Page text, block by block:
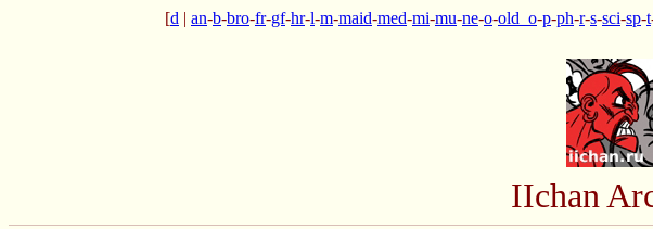
[d | an-b-bro-fr-gf-hr-l-m-maid-med-mi-mu-ne-o-old_o-p-ph-r-s-sci-sp-t
IIchan